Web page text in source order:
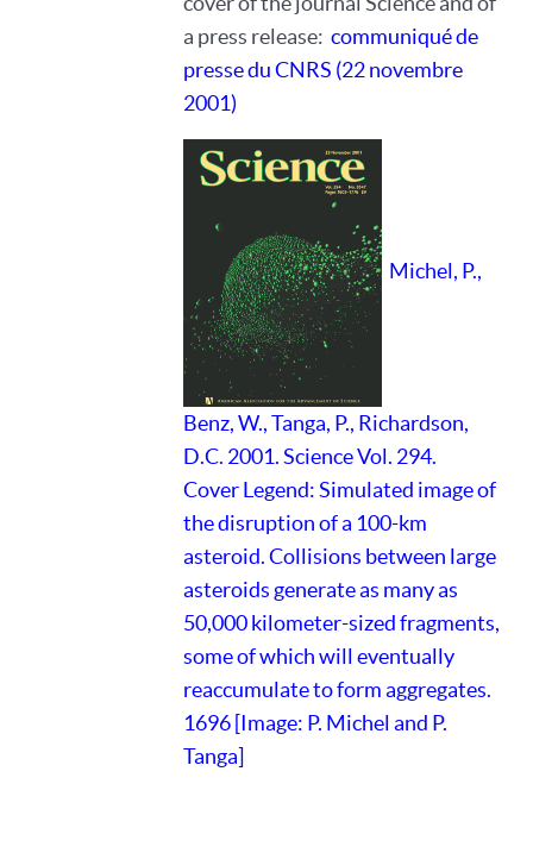
a press release: communiqué de
presse du CNRS (22 novembre
2001)
Michel, P.,
Benz, W., Tanga, P., Richardson,
D.C. 2001. Science Vol. 294.
Cover Legend: Simulated image of
the disruption of a 100-km
asteroid. Collisions between large
asteroids generate as many as
50,000 kilometer-sized fragments,
some of which will eventually
reaccumulate to form aggregates.
1696 [Image: P. Michel and P.
Tanga]